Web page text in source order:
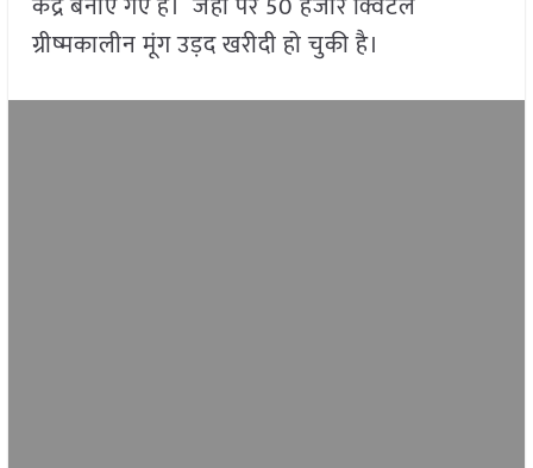
ग्रीष्मकालीन मूंग उड़द खरीदी हो चुकी है।